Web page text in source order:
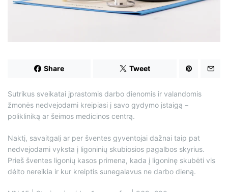
d
Share Tweet
Sutrikus sveikatai įprastomis darbo dienomis ir valandomis
žmonės nedvejodami kreipiasi į savo gydymo įstaigą –
polikliniką ar šeimos medicinos centrą.
Naktį, savaitgalį ar per šventes gyventojai dažnai taip pat
nedvejodami vyksta į ligoninių skubiosios pagalbos skyrius.
Prieš šventes ligonių kasos primena, kada į ligoninę skubėti vis
dėlto nereikia ir kur kreiptis sunegalavus ne darbo dieną.